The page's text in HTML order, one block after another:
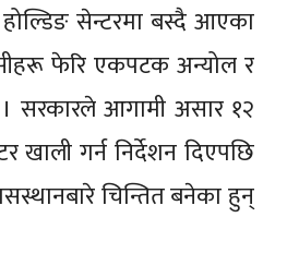
सेन्टरमा बस्दै आएका
फेरि एकपटक अन्योल र
सरकारले आगामी असार १२
खाली गर्न निर्देशन दिएपछि
चिन्तित बनेका हुन्